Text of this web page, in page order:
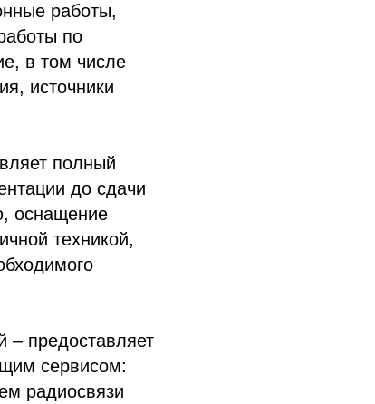
работы,
по
в том числе
источники
полный
до сдачи
оснащение
техникой,
– предоставляет
сервисом:
радиосвязи